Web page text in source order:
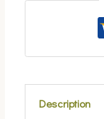
Description